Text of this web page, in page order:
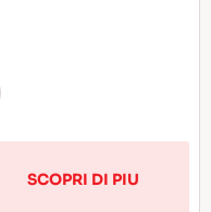
SCOPRI DI PIU